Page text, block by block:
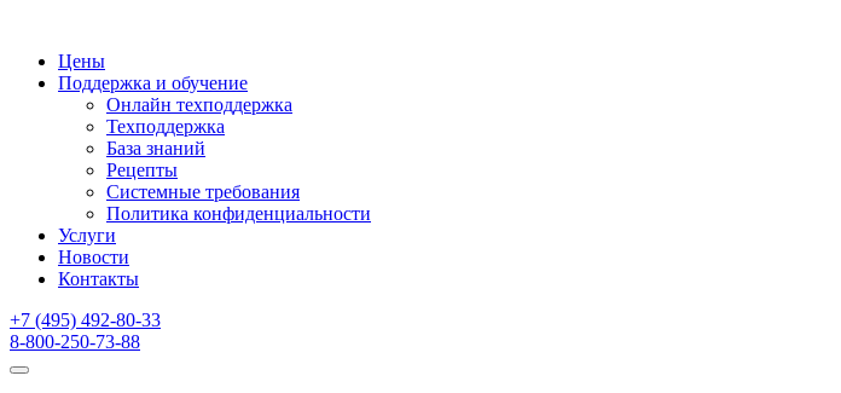
Цены
Поддержка и обучение
Онлайн техподдержка
Техподдержка
База знаний
Рецепты
Системные требования
Политика конфиденциальности
Услуги
Новости
Контакты
+7 (495) 492-80-33
8-800-250-73-88